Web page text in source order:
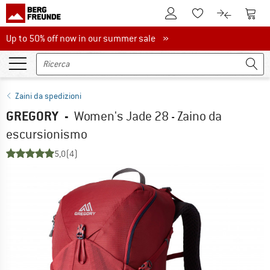
Al conto clienteAlla lista
Al Al
Up to 50% off now in our summer sale
Up to 50% off now in our summer sale »
Zaini da spedizioni
GREGORY - Women's Jade 28 - Zaino da
escursionismo
5,0(4)